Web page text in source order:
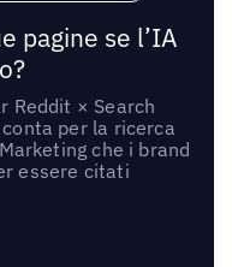
pagine se l’IA
Reddit × Search
per la ricerca
che i brand
essere citati